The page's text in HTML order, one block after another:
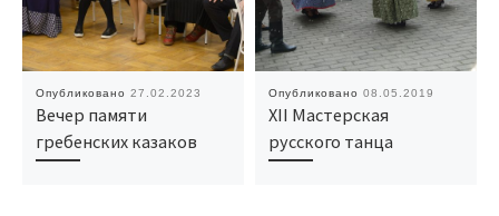
Опубликовано 27.02.2023
Вечер памяти
гребенских казаков
Опубликовано 08.05.2019
XII Мастерская
русского танца